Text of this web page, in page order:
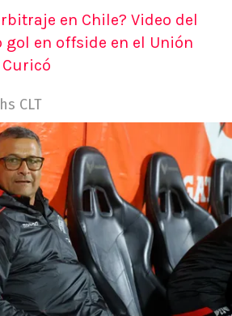
en Chile? Video del
gol en offside en el Unión
CLT